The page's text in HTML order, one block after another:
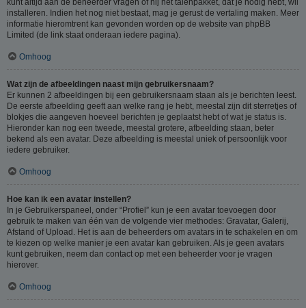
installeren. Indien het nog niet bestaat, mag je gerust de vertaling maken. Meer
informatie hieromtrent kan gevonden worden op de website van phpBB
Limited (de link staat onderaan iedere pagina).
Omhoog
Wat zijn de afbeeldingen naast mijn gebruikersnaam?
Er kunnen 2 afbeeldingen bij een gebruikersnaam staan als je berichten leest.
De eerste afbeelding geeft aan welke rang je hebt, meestal zijn dit sterretjes of
blokjes die aangeven hoeveel berichten je geplaatst hebt of wat je status is.
Hieronder kan nog een tweede, meestal grotere, afbeelding staan, beter
bekend als een avatar. Deze afbeelding is meestal uniek of persoonlijk voor
iedere gebruiker.
Omhoog
Hoe kan ik een avatar instellen?
In je Gebruikerspaneel, onder “Profiel” kun je een avatar toevoegen door
gebruik te maken van één van de volgende vier methodes: Gravatar, Galerij,
Afstand of Upload. Het is aan de beheerders om avatars in te schakelen en om
te kiezen op welke manier je een avatar kan gebruiken. Als je geen avatars
kunt gebruiken, neem dan contact op met een beheerder voor je vragen
hierover.
Omhoog